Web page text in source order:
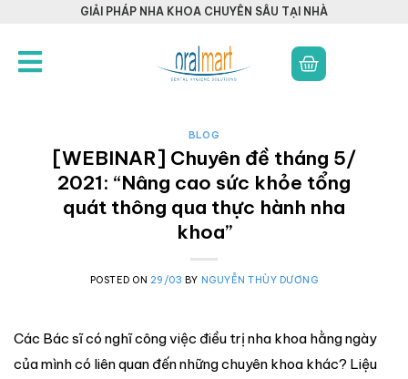
GIẢI PHÁP NHA KHOA CHUYÊN SÂU TẠI NHÀ
BLOG
[WEBINAR] Chuyên đề tháng 5/
2021: “Nâng cao sức khỏe tổng
quát thông qua thực hành nha
khoa”
POSTED ON 29/03 BY NGUYỄN THÙY DƯƠNG
Các Bác sĩ có nghĩ công việc điều trị nha khoa hằng ngày
của mình có liên quan đến những chuyên khoa khác? Liệu